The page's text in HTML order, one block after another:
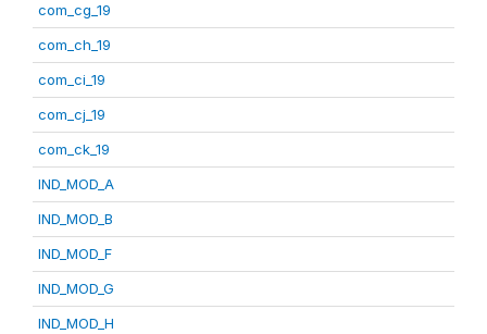
com_cg_19
com_ch_19
com_ci_19
com_cj_19
com_ck_19
IND_MOD_A
IND_MOD_B
IND_MOD_F
IND_MOD_G
IND_MOD_H